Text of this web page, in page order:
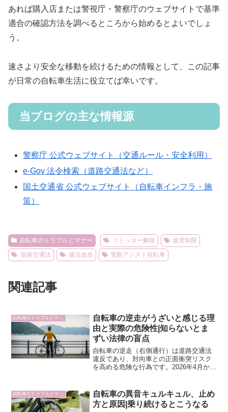
あれば購入店または警視庁・警察庁のウェブサイトで基準
適合の確認方法を調べるところから始めるとよいでしょ
う。
速さより安全な移動を続けるための情報として、この記事
が日常の自転車生活に役立てば幸いです。
当ブログの主な情報源
警察庁 公式ウェブサイト（交通ルール・安全利用）
e-Gov 法令検索（道路交通法など）
国土交通省 公式ウェブサイト（自転車インフラ・施
策）
自転車のトラブルとマナー リミッター解除
速度制限
道路交通法
違法改造 電動アシスト自転車
関連記事
自転車の逆走がうざいと感じる理
由と実際の危険性|知らないとま
ずい法律の盲点
自転車の逆走（右側通行）は道路交通法
違反であり、対向車との正面衝突リスク
を高める危険な行為です。2026年4月から
対処法を整理します。
自転車のトラブルとマナー
自転車の異音キュルキュル、止め
方と原因|乗り続けるとこうなる